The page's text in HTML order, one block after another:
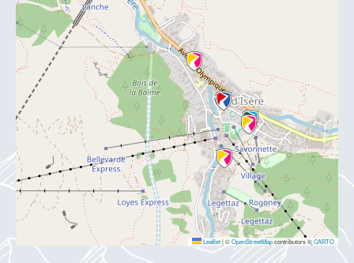
Leaflet|©OpenStreetMapcontributors ©CARTO